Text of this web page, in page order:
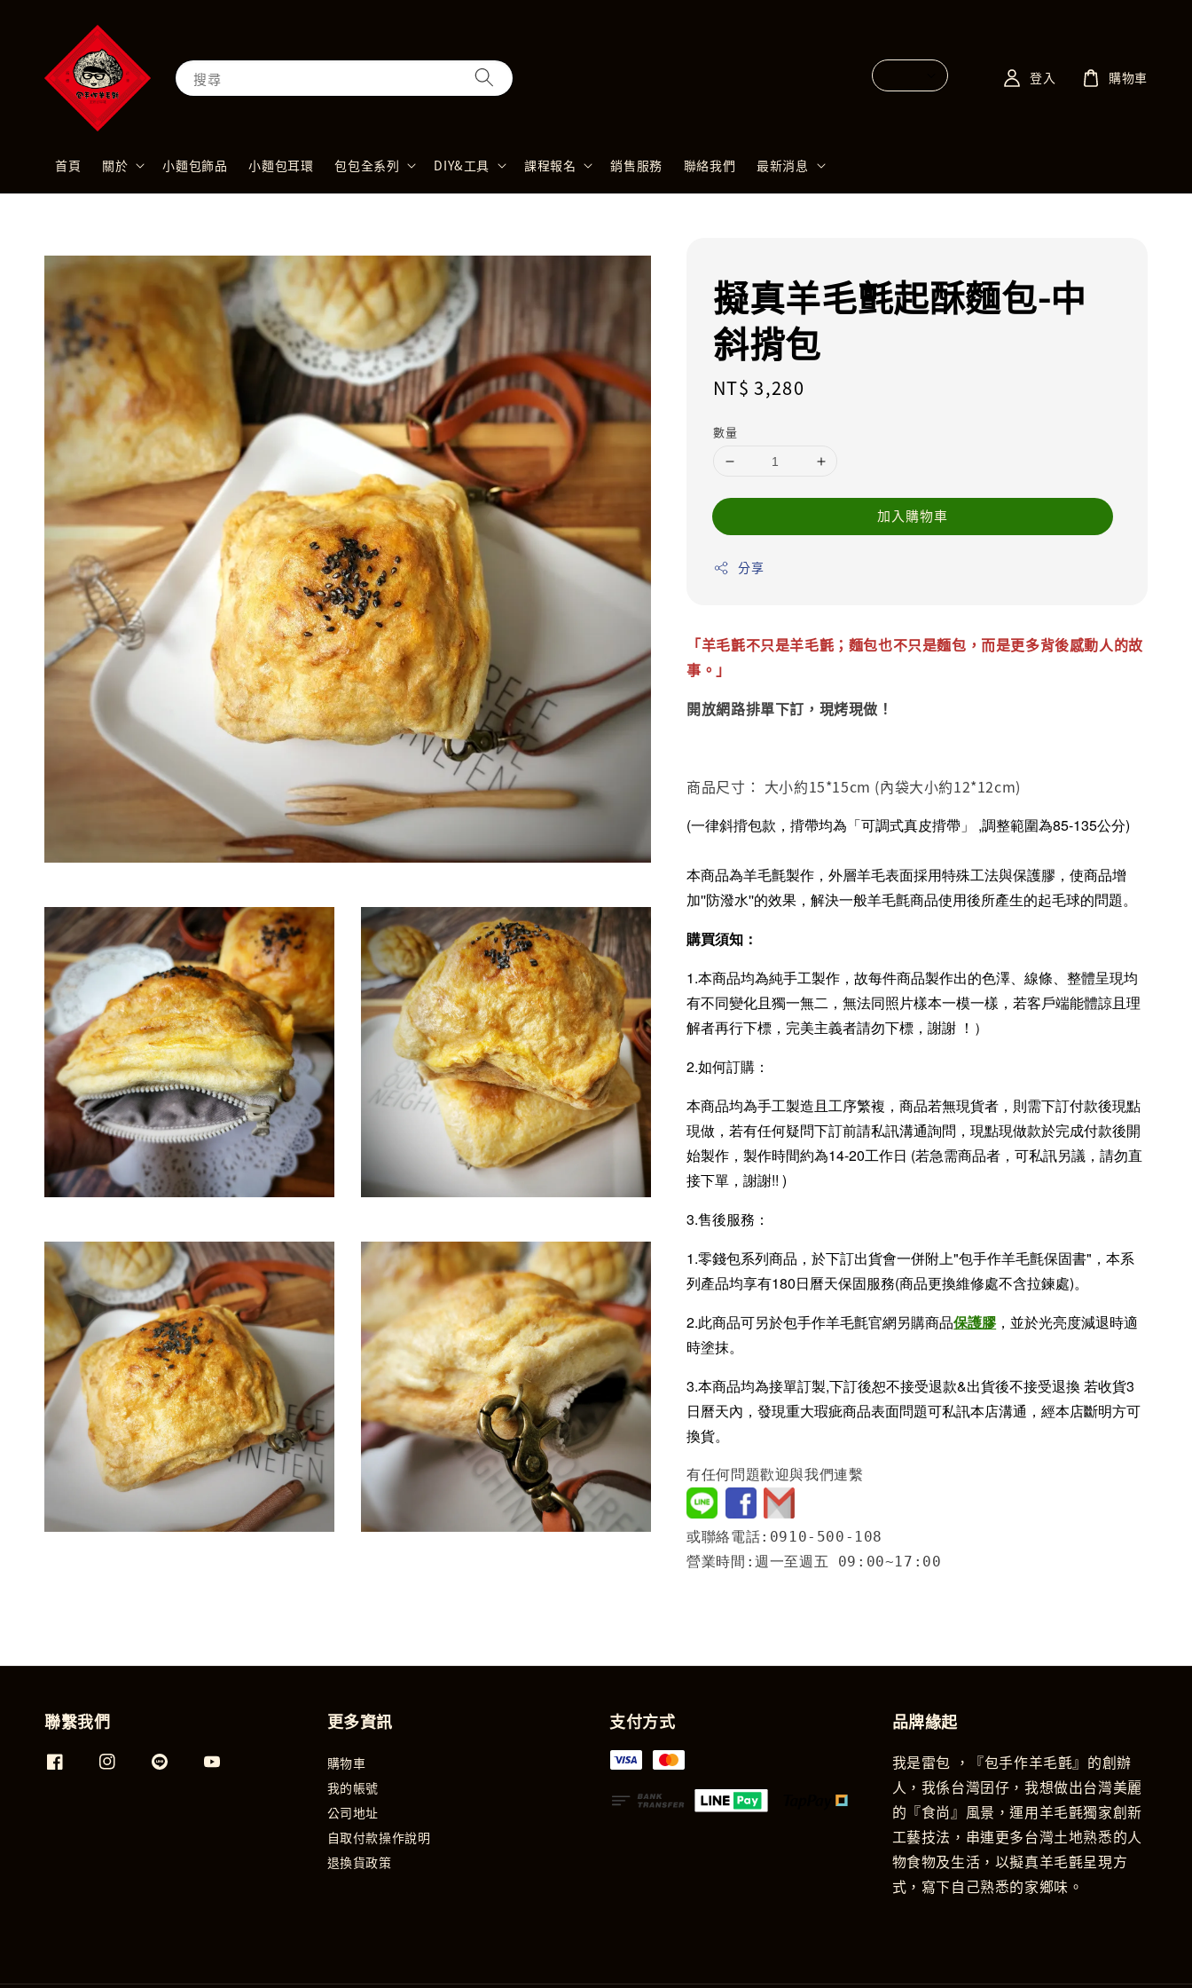
搜尋
首頁 關於 小麵包飾品 小麵包耳環 包包全系列 DIY&工具 課程報名 銷售服務 聯絡我們 最新消息
登入 購物車
擬真羊毛氈起酥麵包-中
斜揹包
Regular
NT$ 3,280
數量
加入購物車
分享
「羊毛氈不只是羊毛氈；麵包也不只是麵包，而是更多背後感動人的故
事。」
開放網路排單下訂，現烤現做！
商品尺寸： 大小約15*15cm (內袋大小約12*12cm)
(一律斜揹包款，揹帶均為「可調式真皮揹帶」 ,調整範圍為85-135公分)
本商品為羊毛氈製作，外層羊毛表面採用特殊工法與保護膠，使商品增
加''防潑水''的效果，解決一般羊毛氈商品使用後所產生的起毛球的問題。
購買須知：
1.本商品均為純手工製作，故每件商品製作出的色澤、線條、整體呈現均
有不同變化且獨一無二，無法同照片樣本一模一樣，若客戶端能體諒且理
解者再行下標，完美主義者請勿下標，謝謝 ！）
2.如何訂購：
本商品均為手工製造且工序繁複，商品若無現貨者，則需下訂付款後現點
現做，若有任何疑問下訂前請私訊溝通詢問，現點現做款於完成付款後開
始製作，製作時間約為14-20工作日 (若急需商品者，可私訊另議，請勿直
接下單，謝謝!! )
3.售後服務：
1.零錢包系列商品，於下訂出貨會一併附上"包手作羊毛氈保固書"，本系
列產品均享有180日曆天保固服務(商品更換維修處不含拉鍊處)。
2.此商品可另於包手作羊毛氈官網另購商品保護膠，並於光亮度減退時適
時塗抹。
3.本商品均為接單訂製,下訂後恕不接受退款&出貨後不接受退換 若收貨3
日曆天內，發現重大瑕疵商品表面問題可私訊本店溝通，經本店斷明方可
換貨。
有任何問題歡迎與我們連繫
或聯絡電話:0910-500-108
營業時間:週一至週五 09:00~17:00
聯繫我們 更多資訊
購物車
我的帳號
公司地址
自取付款操作說明
退換貨政策
支付方式 品牌緣起
我是雷包 ，『包手作羊毛氈』的創辦
人，我係台灣囝仔，我想做出台灣美麗
的『食尚』風景，運用羊毛氈獨家創新
工藝技法，串連更多台灣土地熟悉的人
物食物及生活，以擬真羊毛氈呈現方
式，寫下自己熟悉的家鄉味。